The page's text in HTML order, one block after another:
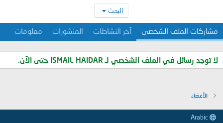
البحث
مشاركات الملف الشخصي آخر النشاطات المنشورات معلومات
لا توجد رسائل في الملف الشخصي لـ ISMAIL HAIDAR حتى الآن.
الأعضاء